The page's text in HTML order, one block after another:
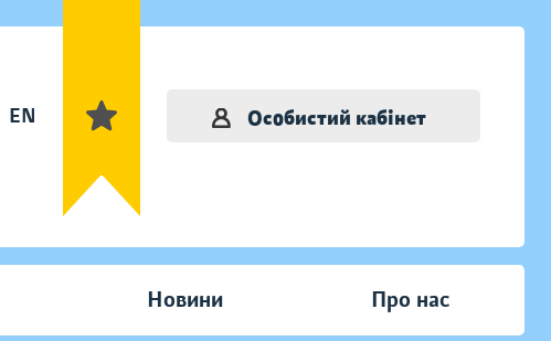
EN Особистий кабінет
Новини Про нас